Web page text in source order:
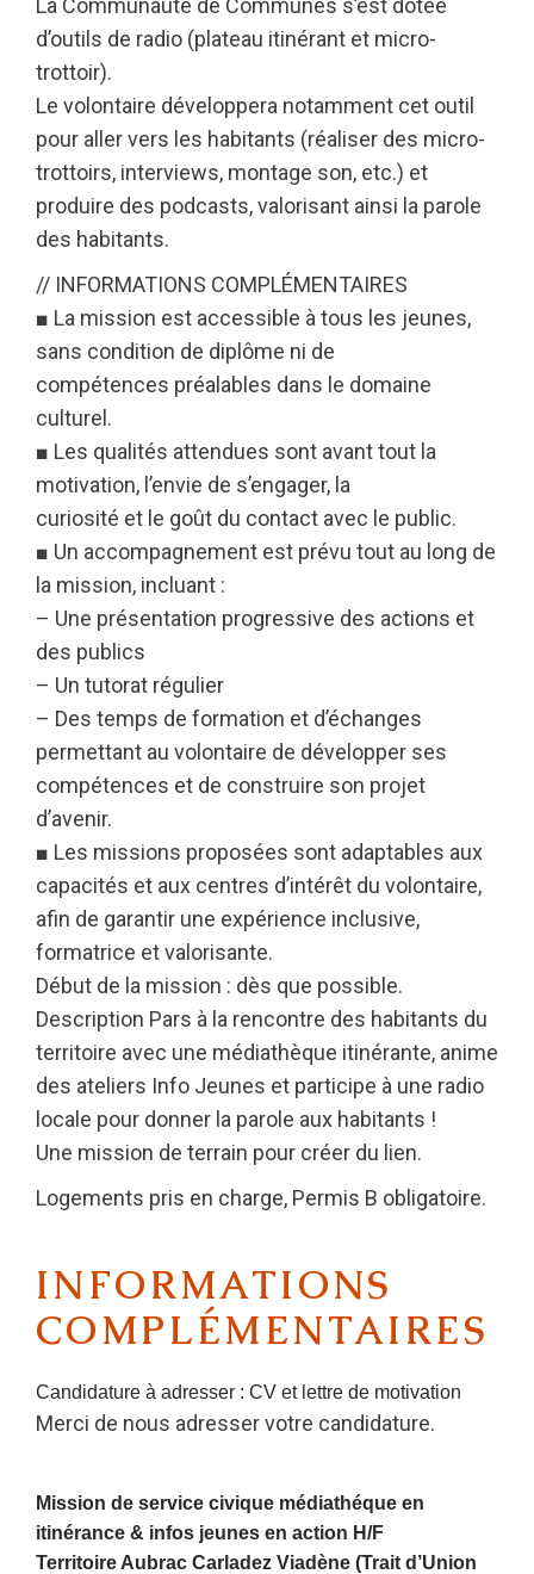
La Communauté de Communes s’est dotée
d’outils de radio (plateau itinérant et micro-
trottoir).
Le volontaire développera notamment cet outil
pour aller vers les habitants (réaliser des micro-
trottoirs, interviews, montage son, etc.) et
produire des podcasts, valorisant ainsi la parole
des habitants.
// INFORMATIONS COMPLÉMENTAIRES
■ La mission est accessible à tous les jeunes,
sans condition de diplôme ni de
compétences préalables dans le domaine
culturel.
■ Les qualités attendues sont avant tout la
motivation, l’envie de s’engager, la
curiosité et le goût du contact avec le public.
■ Un accompagnement est prévu tout au long de
la mission, incluant :
– Une présentation progressive des actions et
des publics
– Un tutorat régulier
– Des temps de formation et d’échanges
permettant au volontaire de développer ses
compétences et de construire son projet
d’avenir.
■ Les missions proposées sont adaptables aux
capacités et aux centres d’intérêt du volontaire,
afin de garantir une expérience inclusive,
formatrice et valorisante.
Début de la mission : dès que possible.
Description Pars à la rencontre des habitants du
territoire avec une médiathèque itinérante, anime
des ateliers Info Jeunes et participe à une radio
locale pour donner la parole aux habitants !
Une mission de terrain pour créer du lien.
Logements pris en charge, Permis B obligatoire.
INFORMATIONS
COMPLÉMENTAIRES
Candidature à adresser : CV et lettre de motivation
Merci de nous adresser votre candidature.
Mission de service civique médiathéque en
itinérance & infos jeunes en action H/F
Territoire Aubrac Carladez Viadène (Trait d’Union